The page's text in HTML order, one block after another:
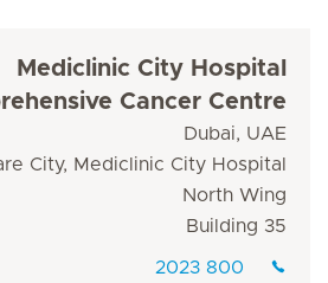
Mediclinic City Hospital
Cancer Centre
Dubai, UAE
City, Mediclinic City Hospital
North Wing
Building 35
800 2023